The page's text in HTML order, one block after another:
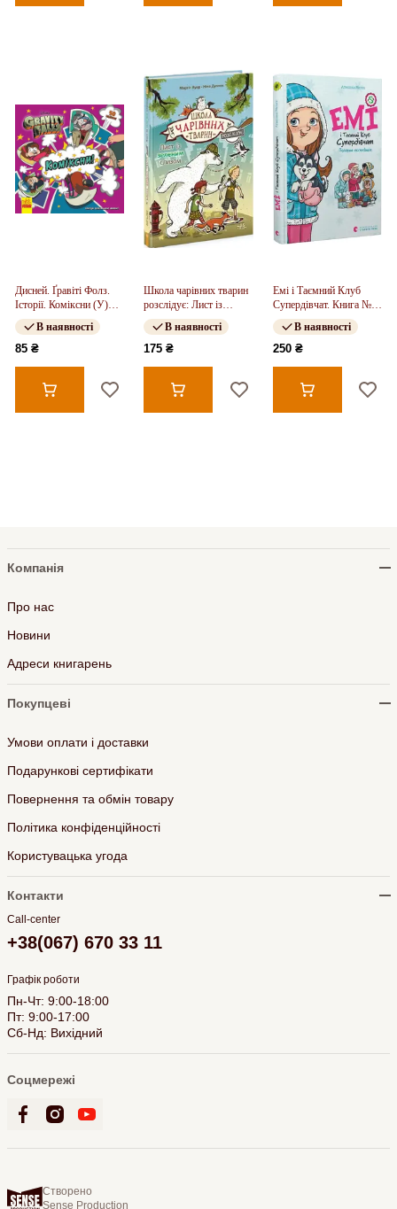
Дисней. Ґравіті Фолз.
Історії. Коміксни (У)
(75)
В наявності
85 ₴
Школа чарівних тварин
розслідує: Лист із
зеленим слизом. Книга
1 (у)В наявності
175 ₴
Емі і Таємний Клуб
Супердівчат. Книга №
10. Полярна експедиція
В наявності
250 ₴
Компанія
Про нас
Новини
Адреси книгарень
Покупцеві
Умови оплати і доставки
Подарункові сертифікати
Повернення та обмін товару
Політика конфіденційності
Користувацька угода
Контакти
Call-center
+38(067) 670 33 11
Графік роботи
Пн-Чт: 9:00-18:00
Пт: 9:00-17:00
Сб-Нд: Вихідний
Соцмережі
Створено
Sense Production